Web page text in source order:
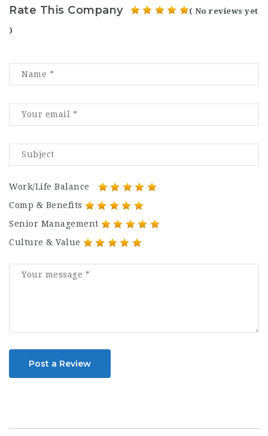
Rate This Company ( No reviews yet
)
Work/Life Balance
Comp & Benefits
Senior Management
Culture & Value
Post a Review